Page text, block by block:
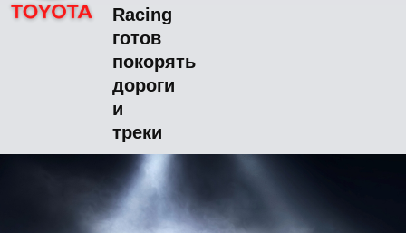
Racing
готов
покорять
дороги
и
треки